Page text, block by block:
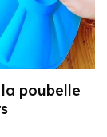
poubelle